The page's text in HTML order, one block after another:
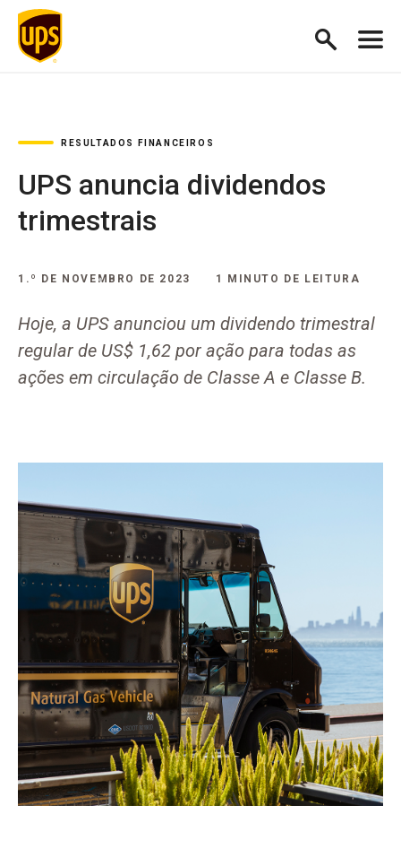
RESULTADOS FINANCEIROS
UPS anuncia dividendos
trimestrais
1.º DE NOVEMBRO DE 2023 1 MINUTO DE LEITURA
Hoje, a UPS anunciou um dividendo trimestral
regular de US$ 1,62 por ação para todas as
ações em circulação de Classe A e Classe B.